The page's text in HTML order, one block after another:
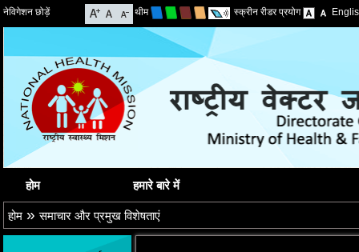
नेविगेशन छोड़ें थीम स्क्रीन रीडर प्रयोग
होम हमारे बारे में
होम »समाचार और प्रमुख विशेषताएं